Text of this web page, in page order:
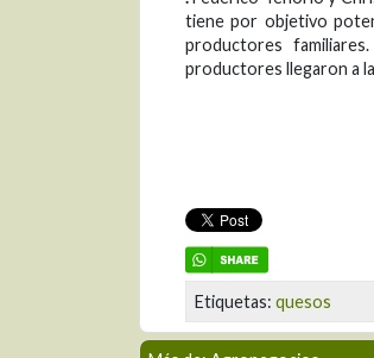
tiene por objetivo
productores
productores llegaron a
Etiquetas: quesos